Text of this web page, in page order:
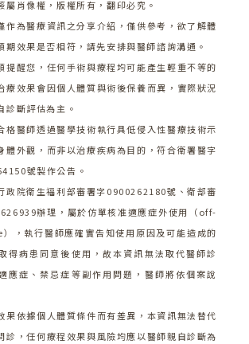
屬肖像權，版權所有，翻印必究。
作為醫療資訊之分享介紹，僅供參考，欲了解體
期效果是否相符，請先安排與醫師諮詢溝通。
提醒您，任何手術與療程均可能產生輕重不等的
療效果會因個人體質與術後保養而異，實際狀況
診斷評估為主。
格醫師透過醫學技術執行具低侵入性醫療技術示
體外觀，而非以治療疾病為目的，符合衛署醫字
號製作公告。
政院衛生福利部審署字0900262180號、衛部審
辦理，屬於仿單核准適應症外使用（off-
，執行醫師應確實告知使用原因及可能造成的
得病患同意後使用，故本資訊無法取代醫師診
應症、禁忌症等副作用問題，醫師將依個案說
果依據個人體質條件而有差異，本資訊無法替代
診，任何療程效果與風險均應以醫師親自診斷為